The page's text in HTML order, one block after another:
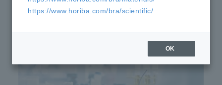
Centro de Conhecimento
https://www.horiba.com/bra/scientific/
OK